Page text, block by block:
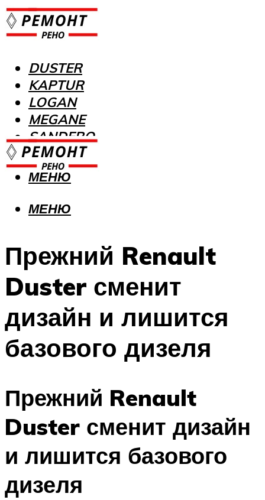
DUSTER
KAPTUR
LOGAN
MEGANE
SANDERO
МЕНЮ
МЕНЮ
Прежний Renault
Duster сменит
дизайн и лишится
базового дизеля
Прежний Renault
Duster сменит дизайн
и лишится базового
дизеля